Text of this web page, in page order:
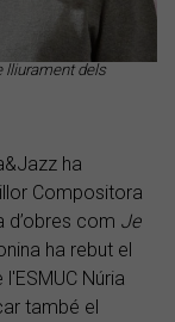
lliurament dels
ha
Compositora
d’obres com Je
ha rebut el
Núria
també el